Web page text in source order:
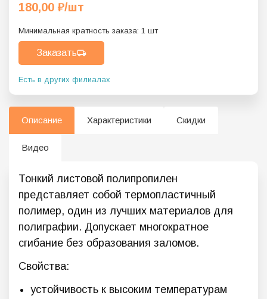
180,00 ₽/шт
Минимальная кратность заказа: 1 шт
Заказать
Есть в других филиалах
Описание Характеристики Скидки
Видео
Тонкий листовой полипропилен
представляет собой термопластичный
полимер, один из лучших материалов для
полиграфии. Допускает многократное
сгибание без образования заломов.
Свойства:
устойчивость к высоким температурам